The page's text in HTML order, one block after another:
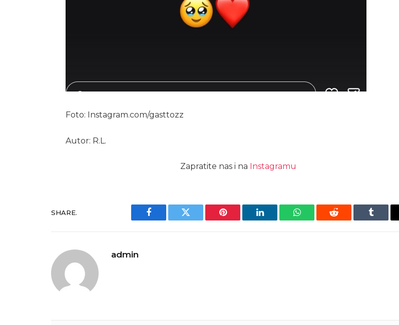
Foto: Instagram.com/gasttozz
Autor: R.L.
Zapratite nas i na Instagramu
SHARE.
Facebook Twitter Pinterest LinkedIn WhatsAppReddit Tumblr
admin